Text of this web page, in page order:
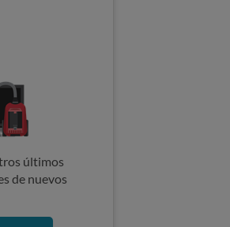
últimos
de nuevos